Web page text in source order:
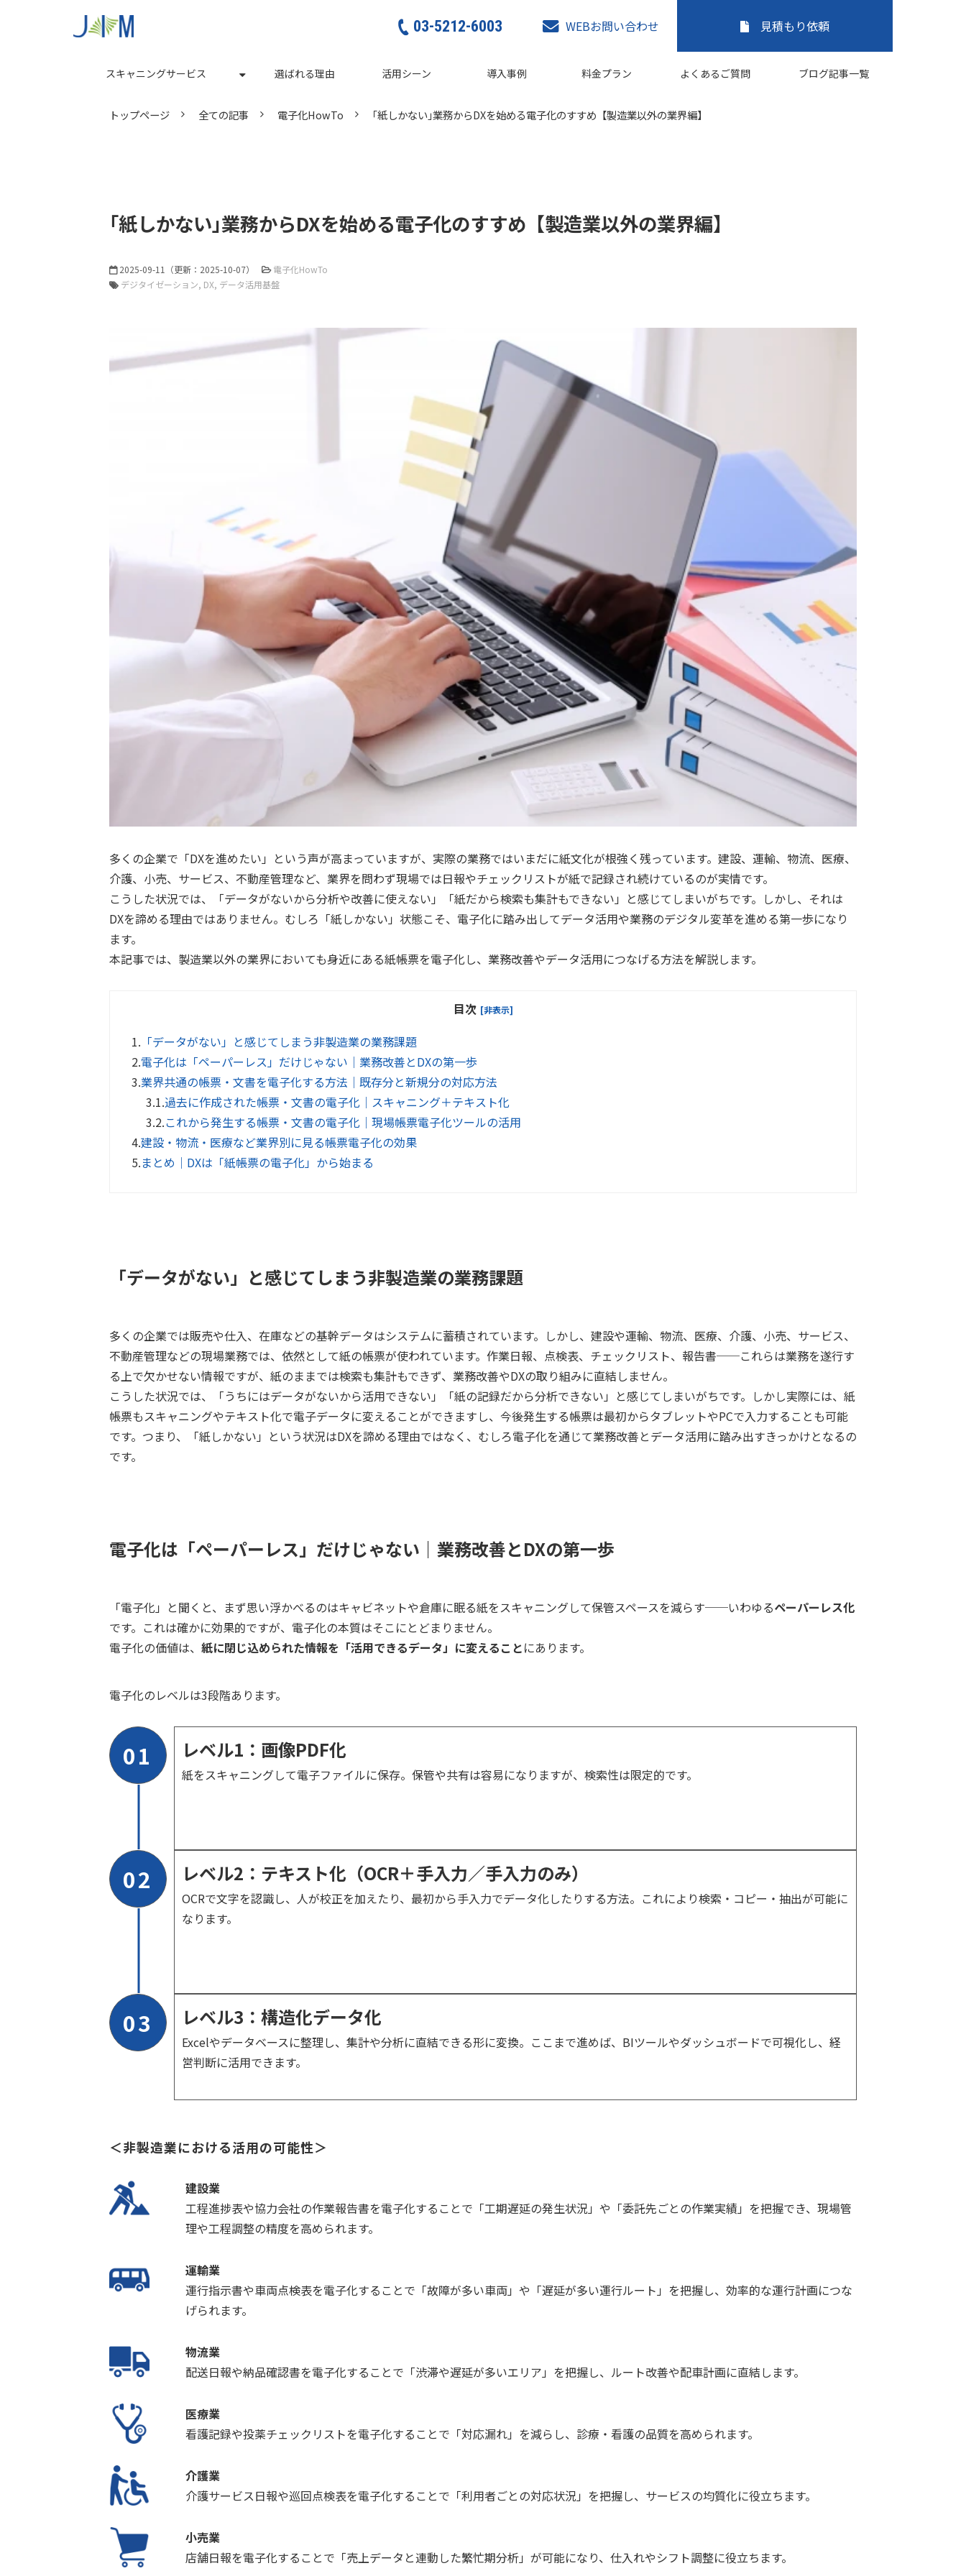
03-5212-6003 WEBお問い合わせ 見積もり依頼
スキャニングサービス 選ばれる理由 活用シーン 導入事例 料金プラン よくあるご質問 ブログ記事一覧
トップページ 全ての記事 電子化HowTo ｢紙しかない｣業務からDXを始める電子化のすすめ【製造業以外の業界編】
｢紙しかない｣業務からDXを始める電子化のすすめ【製造業以外の業界編】
2025-09-11 （更新： 2025-10-07）
電子化HowTo
デジタイゼーション DX データ活用基盤
多くの企業で「DXを進めたい」という声が高まっていますが、実際の業務ではいまだに紙文化が根強く残っています。建設、運輸、物流、医療、
介護、小売、サービス、不動産管理など、業界を問わず現場では日報やチェックリストが紙で記録され続けているのが実情です。
こうした状況では、「データがないから分析や改善に使えない」「紙だから検索も集計もできない」と感じてしまいがちです。しかし、それは
DXを諦める理由ではありません。むしろ「紙しかない」状態こそ、電子化に踏み出してデータ活用や業務のデジタル変革を進める第一歩になり
ます。
本記事では、製造業以外の業界においても身近にある紙帳票を電子化し、業務改善やデータ活用につなげる方法を解説します。
目次 [非表示]
1. 「データがない」と感じてしまう非製造業の業務課題
2.電子化は「ペーパーレス」だけじゃない｜業務改善とDXの第一歩
3.業界共通の帳票・文書を電子化する方法｜既存分と新規分の対応方法
3.1.過去に作成された帳票・文書の電子化｜スキャニング＋テキスト化
3.2.これから発生する帳票・文書の電子化｜現場帳票電子化ツールの活用
4.建設・物流・医療など業界別に見る帳票電子化の効果
5.まとめ｜DXは「紙帳票の電子化」から始まる
「データがない」と感じてしまう非製造業の業務課題
多くの企業では販売や仕入、在庫などの基幹データはシステムに蓄積されています。しかし、建設や運輸、物流、医療、介護、小売、サービス、
不動産管理などの現場業務では、依然として紙の帳票が使われています。作業日報、点検表、チェックリスト、報告書──これらは業務を遂行す
る上で欠かせない情報ですが、紙のままでは検索も集計もできず、業務改善やDXの取り組みに直結しません。
こうした状況では、「うちにはデータがないから活用できない」「紙の記録だから分析できない」と感じてしまいがちです。しかし実際には、紙
帳票もスキャニングやテキスト化で電子データに変えることができますし、今後発生する帳票は最初からタブレットやPCで入力することも可能
です。つまり、「紙しかない」という状況はDXを諦める理由ではなく、むしろ電子化を通じて業務改善とデータ活用に踏み出すきっかけとなるの
です。
電子化は「ペーパーレス」だけじゃない｜業務改善とDXの第一歩
「電子化」と聞くと、まず思い浮かべるのはキャビネットや倉庫に眠る紙をスキャニングして保管スペースを減らす──いわゆるペーパーレス化
です。これは確かに効果的ですが、電子化の本質はそこにとどまりません。
電子化の価値は、 紙に閉じ込められた情報を「活用できるデータ」に変えることにあります。
電子化のレベルは3段階あります。
01 レベル1：画像PDF化
紙をスキャニングして電子ファイルに保存。保管や共有は容易になりますが、検索性は限定的です。
02 レベル2：テキスト化（OCR＋手入力／手入力のみ）
OCRで文字を認識し、人が校正を加えたり、最初から手入力でデータ化したりする方法。これにより検索・コピー・抽出が可能に
なります。
03 レベル3：構造化データ化
Excelやデータベースに整理し、集計や分析に直結できる形に変換。ここまで進めば、BIツールやダッシュボードで可視化し、経
営判断に活用できます。
＜非製造業における活用の可能性＞
建設業
工程進捗表や協力会社の作業報告書を電子化することで「工期遅延の発生状況」や「委託先ごとの作業実績」を把握でき、現場管
理や工程調整の精度を高められます。
運輸業
運行指示書や車両点検表を電子化することで「故障が多い車両」や「遅延が多い運行ルート」を把握し、効率的な運行計画につな
げられます。
物流業
配送日報や納品確認書を電子化することで「渋滞や遅延が多いエリア」を把握し、ルート改善や配車計画に直結します。
医療業
看護記録や投薬チェックリストを電子化することで「対応漏れ」を減らし、診療・看護の品質を高められます。
介護業
介護サービス日報や巡回点検表を電子化することで「利用者ごとの対応状況」を把握し、サービスの均質化に役立ちます。
小売業
店舗日報を電子化することで「売上データと連動した繁忙期分析」が可能になり、仕入れやシフト調整に役立ちます。